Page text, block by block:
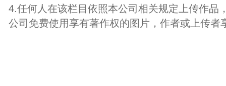
4.任何人在该栏目依照本公司相关规定上传作品
公司免费使用享有著作权的图片，作者或上传者